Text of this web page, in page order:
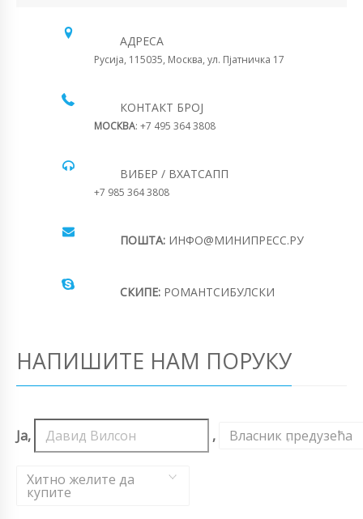
АДРЕСА
Русија, 115035, Москва, ул. Пјатничка 17
КОНТАКТ БРОЈ
МОСКВА: +7 495 364 3808
ВИБЕР / ВХАТСАПП
+7 985 364 3808
ПОШТА: ИНФО@МИНИПРЕСС.РУ
СКИПЕ: РОМАНТСИБУЛСКИ
НАПИШИТЕ НАМ ПОРУКУ
Ја, , Власник предузећа
,
Хитно желите да
купите